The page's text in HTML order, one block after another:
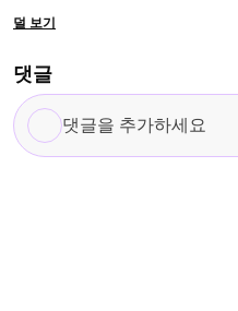
덜 보기
댓글
댓
글